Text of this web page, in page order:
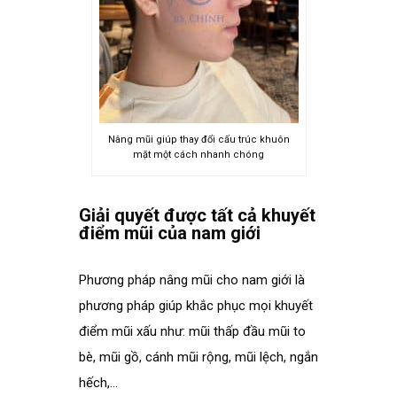
Nâng mũi giúp thay đổi cấu trúc khuôn
mặt một cách nhanh chóng
Giải quyết được tất cả khuyết
điểm mũi của nam giới
Phương pháp nâng mũi cho nam giới là
phương pháp giúp khắc phục mọi khuyết
điểm mũi xấu như: mũi thấp đầu mũi to
bè, mũi gồ, cánh mũi rộng, mũi lệch, ngắn
hếch,…